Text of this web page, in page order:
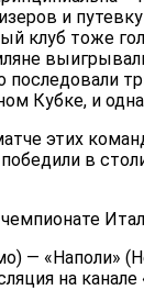
и
клуб тоже
последовали
Кубке, и
этих
в
— «Наполи»
на